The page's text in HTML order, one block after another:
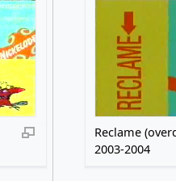
Reclame
2003-2004